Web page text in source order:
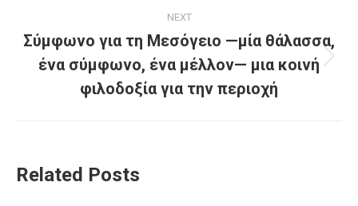
NEXT
Next
post:
Σύμφωνο για τη Μεσόγειο —μία θάλασσα,
ένα σύμφωνο, ένα μέλλον— μια κοινή
φιλοδοξία για την περιοχή
Related Posts